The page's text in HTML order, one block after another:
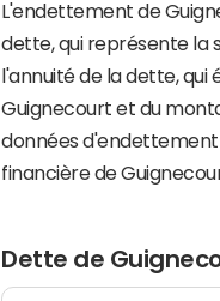
L'endettement de
dette, qui représente la
l'annuité de la dette,
Guignecourt et du
données
financière de
Dette de